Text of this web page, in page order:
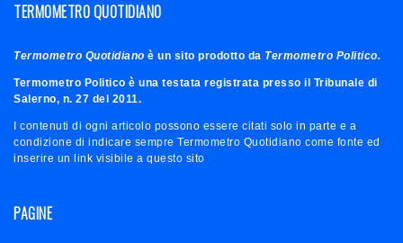
TERMOMETRO QUOTIDIANO
Termometro Quotidiano è un sito prodotto da Termometro Politico.
Termometro Politico è una testata registrata presso il Tribunale di
Salerno, n. 27 del 2011.
I contenuti di ogni articolo possono essere citati solo in parte e a
condizione di indicare sempre Termometro Quotidiano come fonte ed
inserire un link visibile a questo sito
PAGINE